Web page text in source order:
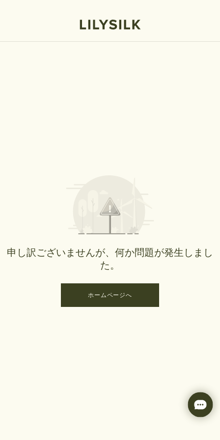
申し訳ございませんが、何か問題が発生しまし
た。
ホームページへ